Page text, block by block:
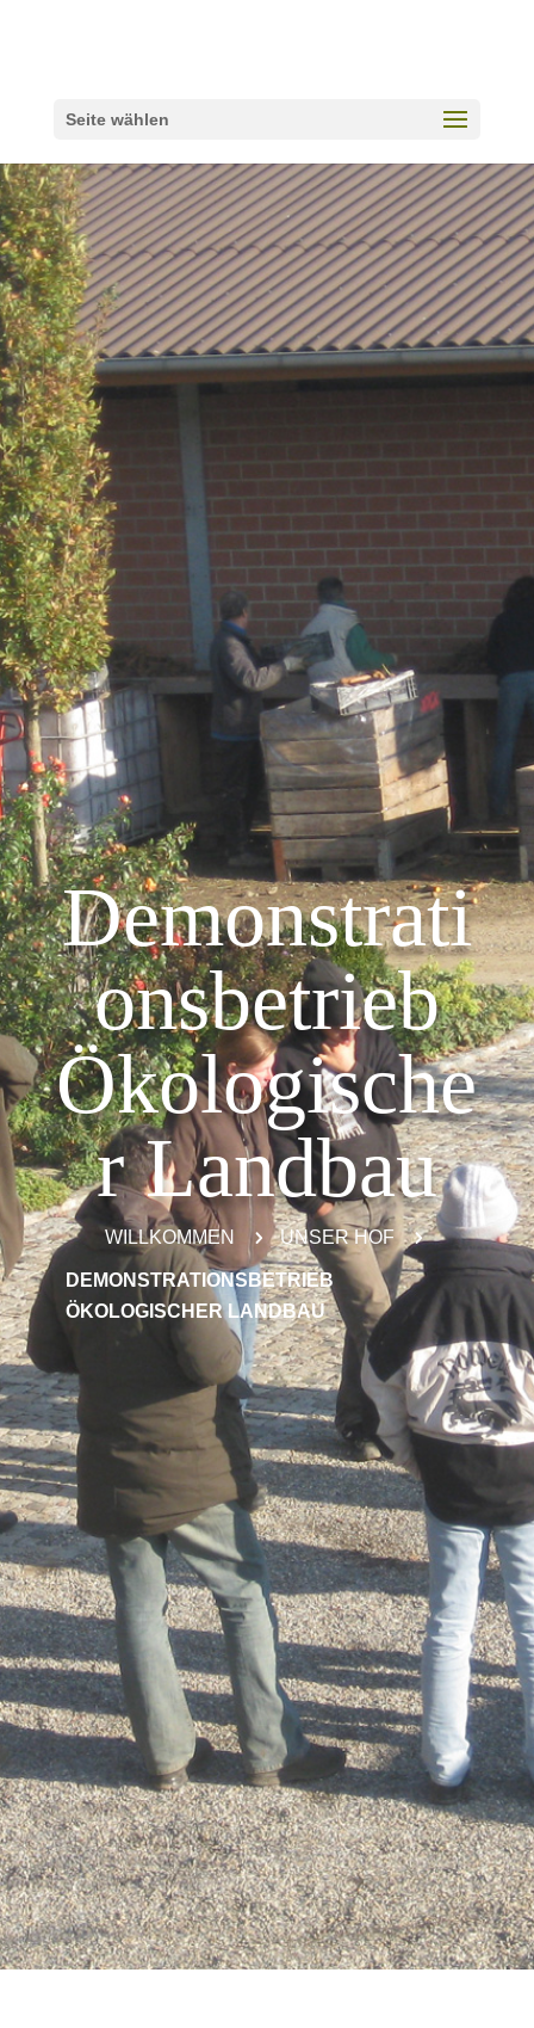
Seite wählen
Demonstrati
onsbetrieb
Ökologische
r Landbau
WILLKOMMEN 5 UNSER HOF 5
DEMONSTRATIONSBETRIEB
ÖKOLOGISCHER LANDBAU